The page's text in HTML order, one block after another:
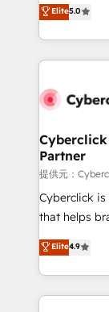
Partner and
we blend
experience,
to its fullest
website, or
Elite5.0
Partner
提供元：
Cyberclick
that helps
creativity to
Barcelona
the UK, we
smarter
Elite4.9